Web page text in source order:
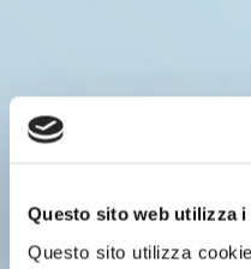
Questo sito web utilizza i
Questo sito utilizza